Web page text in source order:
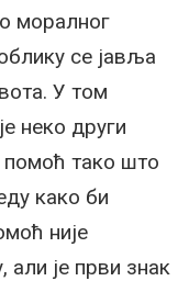
моралног
се јавља
У том
неко други
помоћ тако што
како би
није
али је први знак